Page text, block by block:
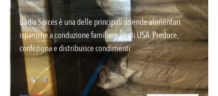
Badia Spices è una delle principali aziende alimentari
ispaniche a conduzione familiare degli USA. Produce,
confeziona e distribuisce condimenti.